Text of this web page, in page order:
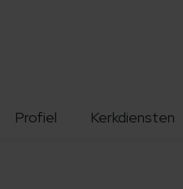
Profiel Kerkdiensten